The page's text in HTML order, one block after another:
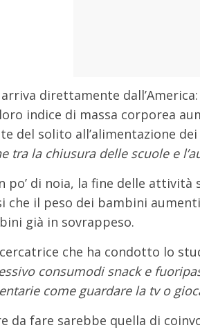
direttamente
indice di massa corporea
del solito all’alimentazione
tra la chiusura delle scuole e
di noia, la fine delle attività
che il peso dei bambini
già in sovrappeso.
che ha condotto lo
consumodi snack e
come guardare la tv o
da fare sarebbe quella di